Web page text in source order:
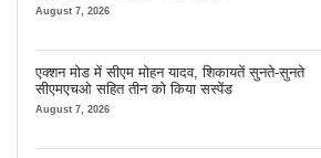
August 7, 2026
एक्शन मोड में सीएम मोहन यादव, शिकायतें सुनते-सुनते
सीएमएचओ सहित तीन को किया सस्पेंड
August 7, 2026